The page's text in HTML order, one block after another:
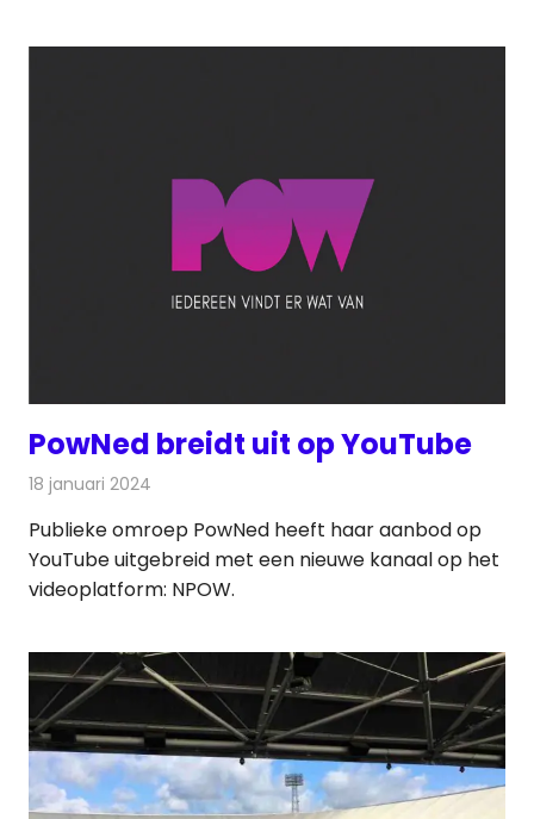
PowNed breidt uit op YouTube
18 januari 2024
Publieke omroep PowNed heeft haar aanbod op
YouTube uitgebreid met een nieuwe kanaal op het
videoplatform: NPOW.